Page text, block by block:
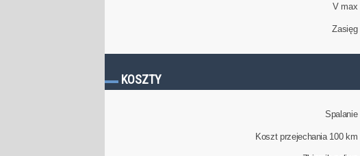
V max
Zasięg
KOSZTY
Spalanie
Koszt przejechania 100 km